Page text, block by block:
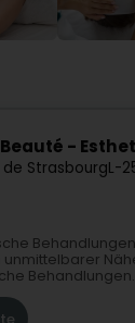
Beauté -
StrasbourgL-
unmittelbarer